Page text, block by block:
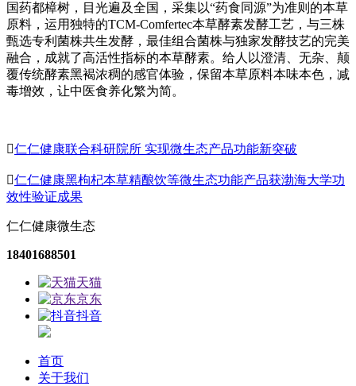
国药都樟树，目光遍及全国，采集以“药食同源”为准则的本草
原料，运用独特的TCM-Comfertec本草酵素发酵工艺，与三株
甄选专利菌株共生发酵，最佳组合菌株与独家发酵技艺的完美
融合，成就了高活性指标的本草酵素。给人以澄清、无杂、颠
覆传统酵素黑褐浓稠的感官体验，保留本草原料本味本色，减
毒增效，让中医食养化繁为简。
仁仁健康联合科研院所 实现微生态产品功能新突破
仁仁健康黑枸杞本草精酿饮等微生态功能产品获渤海大学功
效性验证成果
仁仁健康微生态
18401688501
天猫
京东
抖音
首页
关于我们